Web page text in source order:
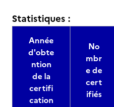
Statistiques :
Année
d'obte
ntion
de la
certifi
cation
No
mbr
e de
cert
ifiés